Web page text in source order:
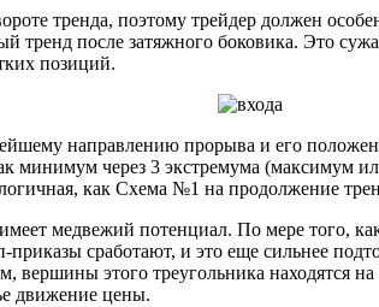
тренда, поэтому трейдер должен
тренд после затяжного боковика. Это
позиций.
направлению прорыва и его
минимум через 3 экстремума (максимум
как Схема №1 на продолжение
медвежий потенциал. По мере того,
сработают, и это еще сильнее
этого треугольника находятся
движение цены.